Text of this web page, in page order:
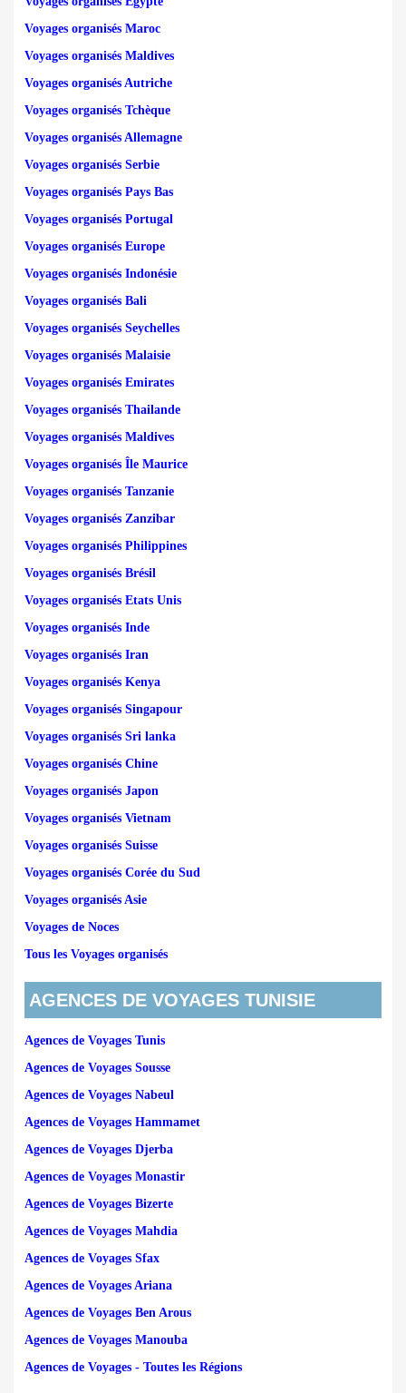
Voyages organisés Maroc
Voyages organisés Maldives
Voyages organisés Autriche
Voyages organisés Tchèque
Voyages organisés Allemagne
Voyages organisés Serbie
Voyages organisés Pays Bas
Voyages organisés Portugal
Voyages organisés Europe
Voyages organisés Indonésie
Voyages organisés Bali
Voyages organisés Seychelles
Voyages organisés Malaisie
Voyages organisés Emirates
Voyages organisés Thailande
Voyages organisés Maldives
Voyages organisés Île Maurice
Voyages organisés Tanzanie
Voyages organisés Zanzibar
Voyages organisés Philippines
Voyages organisés Brésil
Voyages organisés Etats Unis
Voyages organisés Inde
Voyages organisés Iran
Voyages organisés Kenya
Voyages organisés Singapour
Voyages organisés Sri lanka
Voyages organisés Chine
Voyages organisés Japon
Voyages organisés Vietnam
Voyages organisés Suisse
Voyages organisés Corée du Sud
Voyages organisés Asie
Voyages de Noces
Tous les Voyages organisés
AGENCES DE VOYAGES TUNISIE
Agences de Voyages Tunis
Agences de Voyages Sousse
Agences de Voyages Nabeul
Agences de Voyages Hammamet
Agences de Voyages Djerba
Agences de Voyages Monastir
Agences de Voyages Bizerte
Agences de Voyages Mahdia
Agences de Voyages Sfax
Agences de Voyages Ariana
Agences de Voyages Ben Arous
Agences de Voyages Manouba
Agences de Voyages - Toutes les Régions